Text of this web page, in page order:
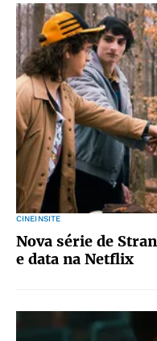
CINEINSITE
Nova série de
e data na Netflix